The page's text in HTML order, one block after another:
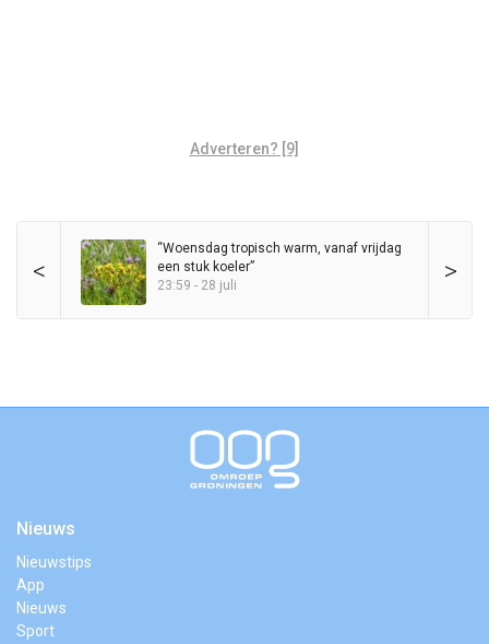
Adverteren? [9]
< >
“Woensdag tropisch warm, vanaf vrijdag
een stuk koeler”
23:59 - 28 juli
Nieuws
Nieuwstips
App
Nieuws
Sport